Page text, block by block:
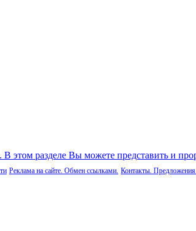
В этом разделе Вы можете представить и
Реклама на сайте. Обмен ссылками. Контакты. Предложения.